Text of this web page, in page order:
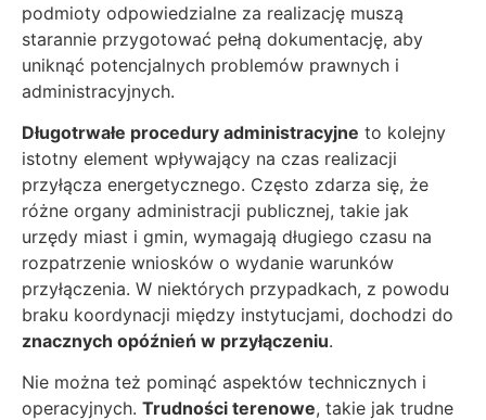
podmioty odpowiedzialne za realizację muszą
starannie przygotować pełną dokumentację, aby
uniknąć potencjalnych problemów prawnych i
administracyjnych.
Długotrwałe procedury administracyjne to kolejny
istotny element wpływający na czas realizacji
przyłącza energetycznego. Często zdarza się, że
różne organy administracji publicznej, takie jak
urzędy miast i gmin, wymagają długiego czasu na
rozpatrzenie wniosków o wydanie warunków
przyłączenia. W niektórych przypadkach, z powodu
braku koordynacji między instytucjami, dochodzi do
znacznych opóźnień w przyłączeniu.
Nie można też pominąć aspektów technicznych i
operacyjnych. Trudności terenowe, takie jak trudne